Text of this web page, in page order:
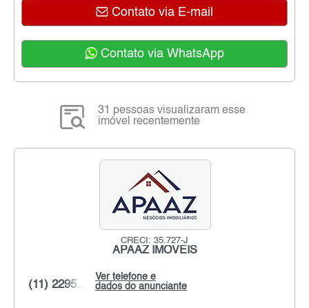
Contato via E-mail
Contato via WhatsApp
31 pessoas visualizaram esse
imóvel recentemente
CRECI: 35.727-J
APAAZ IMÓVEIS
Ver telefone e
dados do anunciante
(11) 2295...